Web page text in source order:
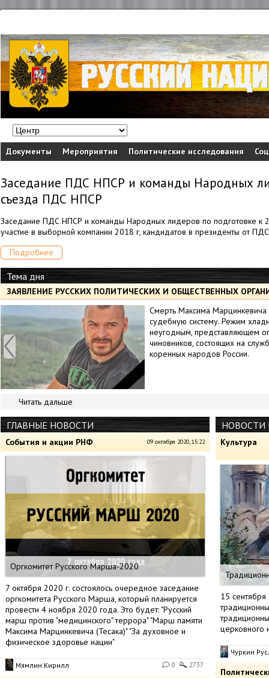
Документы Мероприятия Политические исследования
Заседание ПДС НПСР и команды Народных
съезда ПДС НПСР
Заседание ПДС НПСР и команды Народных лидеров по подготовке
участие в выборной компании 2018 г, кандидатов в президенты от
Подробнее
Тема дня
ЗАЯВЛЕНИЕ РУССКИХ ПОЛИТИЧЕСКИХ И ОБЩЕСТВЕННЫХ
Смерть Максима
судебную систему. Режим
неугодным, представляющем
чиновников, состоящих на
коренных народов России.
Читать дальше
ГЛАВНЫЕ НОВОСТИ
События и акции РНФ 09 октября 2020, 15:22
Оргкомитет Русского Марша-2020
7 октября 2020 г. состоялось очередное заседание
оргкомитета Русского Марша, который планируется
провести 4 ноября 2020 года. Это будет: "Русский
марш против "медицинского" террора" "Марш памяти
Максима Марцинкевича (Тесака)" "За духовное и
физическое здоровье нации"
Мямлин Кирилл 0 2737
НОВОСТИ
Культура
15
церковного
Чуркин